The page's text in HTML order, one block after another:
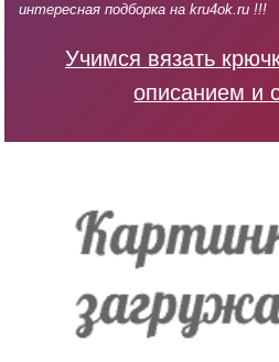
интересная подборка на kru4ok.ru !!!
Учимся вязать
описанием и